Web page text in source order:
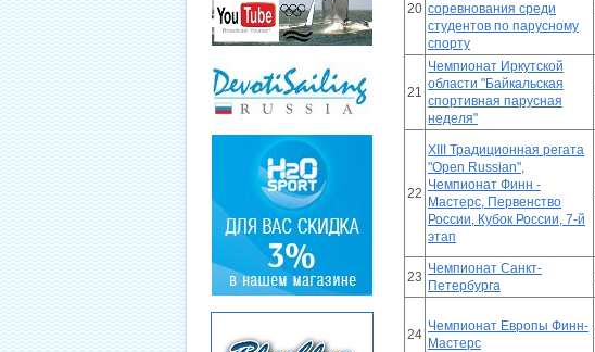
20 соревнования среди
студентов по парусному
спорту
21
Чемпионат Иркутской
области "Байкальская
спортивная парусная
неделя"
22
XIII Традиционная регата
"Open Russian",
Чемпионат Финн -
Мастерс, Первенство
России, Кубок России, 7-й
этап
23
Чемпионат Санкт-
Петербурга
24
Чемпионат Европы Финн-
Мастерс